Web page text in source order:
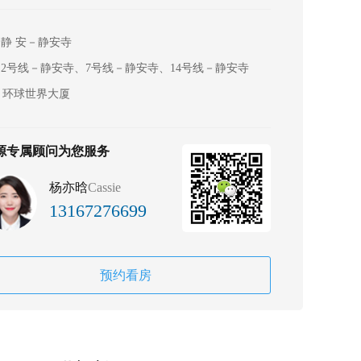
静 安－静安寺
2号线－静安寺、7号线－静安寺、14号线－静安寺
环球世界大厦
专属顾问为您服务
杨亦晗Cassie
13167276699
预约看房